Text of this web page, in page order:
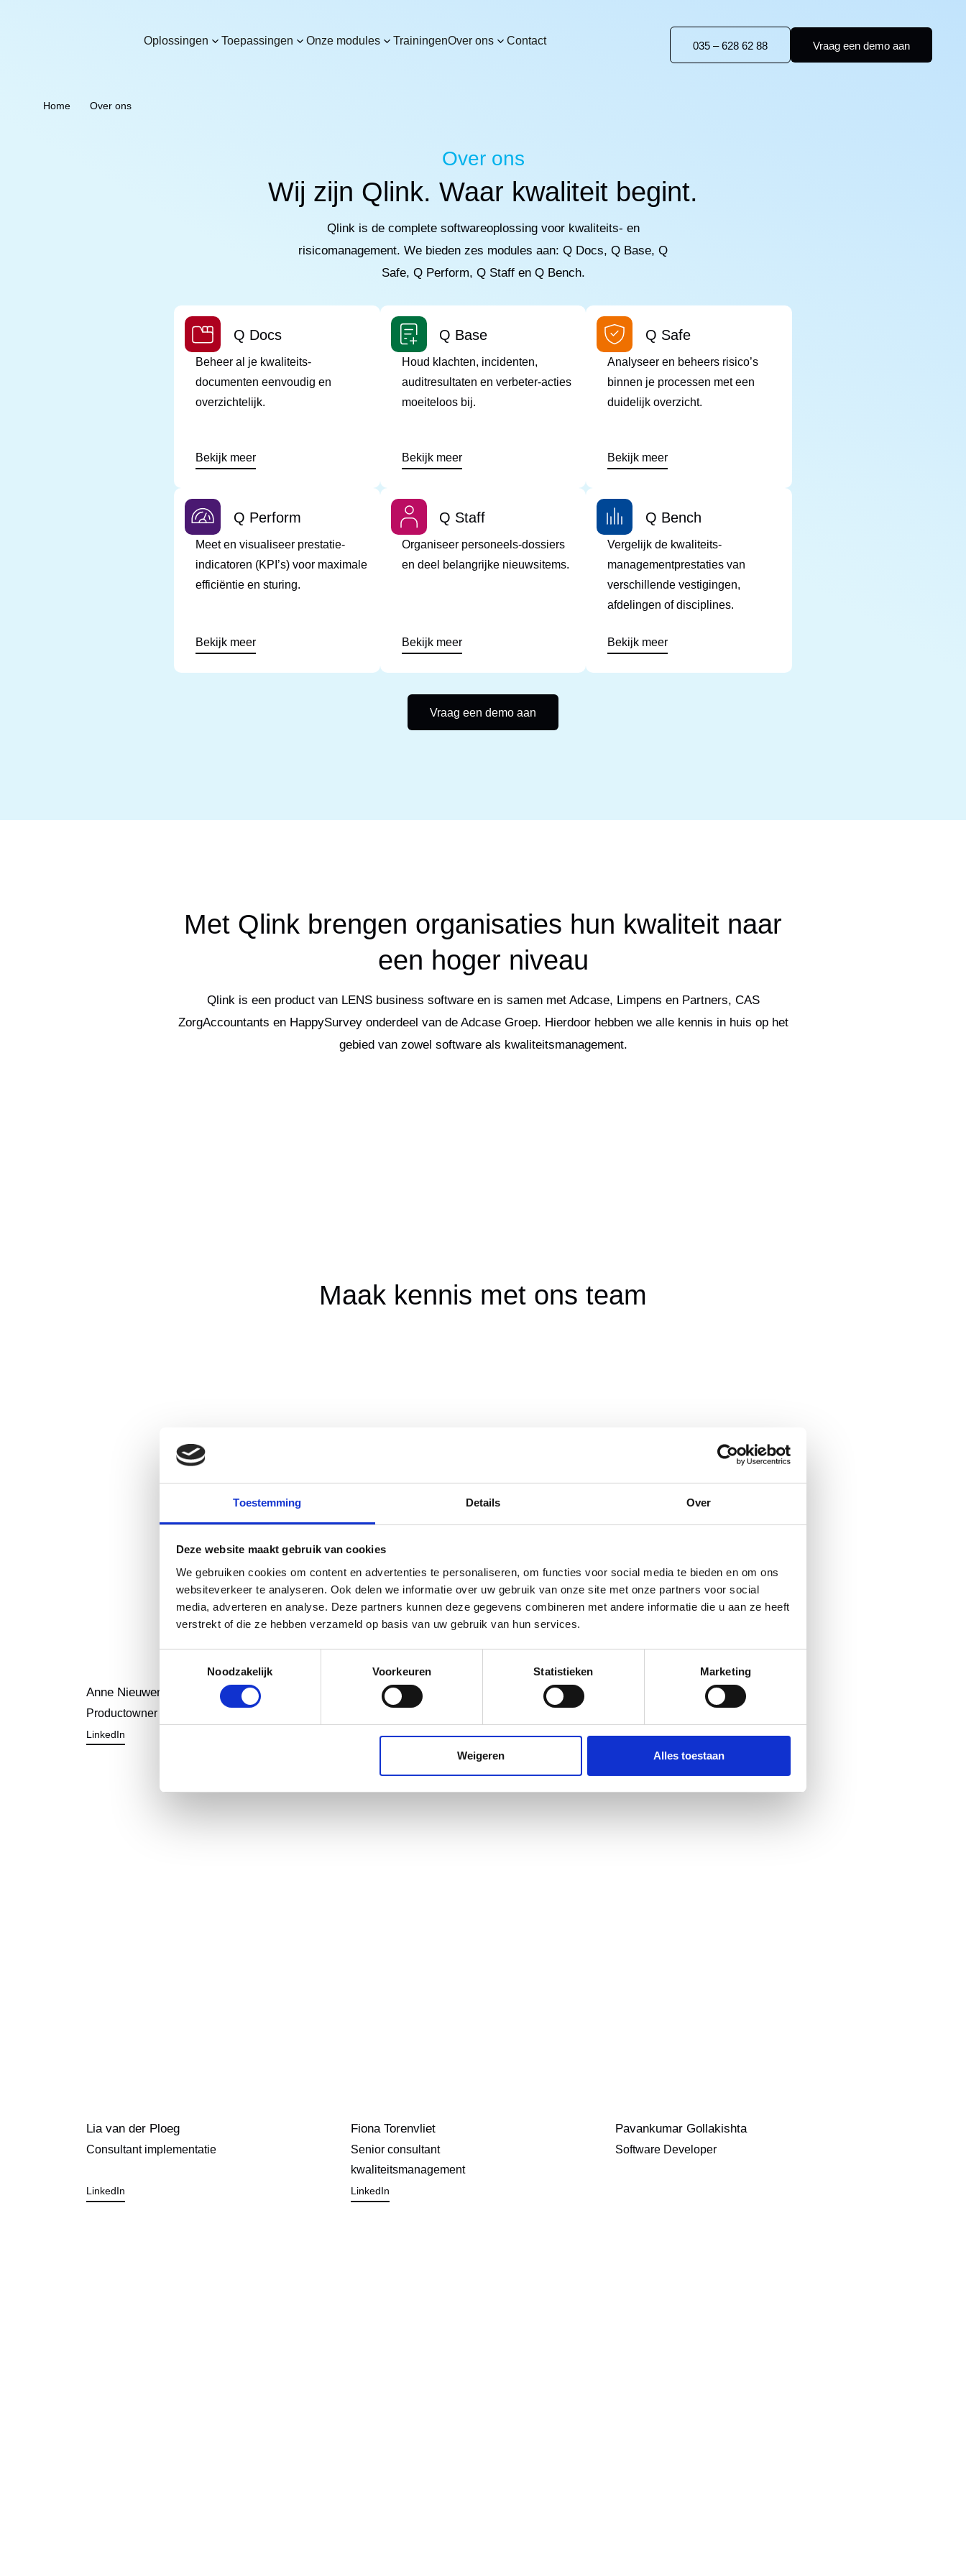
Toestemming Details Over
Deze website maakt gebruik van cookies
We gebruiken cookies om content en advertenties te personaliseren, om functies voor social media te bieden en om ons
websiteverkeer te analyseren. Ook delen we informatie over uw gebruik van onze site met onze partners voor social
media, adverteren en analyse. Deze partners kunnen deze gegevens combineren met andere informatie die u aan ze heeft
verstrekt of die ze hebben verzameld op basis van uw gebruik van hun services.
Noodzakelijk
Voorkeuren Statistieken Marketing
Weigeren Alles toestaan
Oplossingen Toepassingen Onze modules TrainingenOver ons Contact 035 – 628 62 88 Vraag een demo aan
Home Over ons
Over ons
Wij zijn Qlink. Waar kwaliteit begint.
Qlink is de complete softwareoplossing voor kwaliteits- en
risicomanagement. We bieden zes modules aan: Q Docs, Q Base, Q
Safe, Q Perform, Q Staff en Q Bench.
Q Docs
Beheer al je kwaliteits-
documenten eenvoudig en
overzichtelijk.
Bekijk meer
Q Base
Houd klachten, incidenten,
auditresultaten en verbeter-acties
moeiteloos bij.
Bekijk meer
Q Safe
Analyseer en beheers risico’s
binnen je processen met een
duidelijk overzicht.
Bekijk meer
Q Perform
Meet en visualiseer prestatie-
indicatoren (KPI’s) voor maximale
efficiëntie en sturing.
Bekijk meer
Q Staff
Organiseer personeels-dossiers
en deel belangrijke nieuwsitems.
Bekijk meer
Q Bench
Vergelijk de kwaliteits-
managementprestaties van
verschillende vestigingen,
afdelingen of disciplines.
Bekijk meer
Vraag een demo aan
Met Qlink brengen organisaties hun kwaliteit naar
een hoger niveau
Qlink is een product van LENS business software en is samen met Adcase, Limpens en Partners, CAS
ZorgAccountants en HappySurvey onderdeel van de Adcase Groep. Hierdoor hebben we alle kennis in huis op het
gebied van zowel software als kwaliteitsmanagement.
Maak kennis met ons team
Anne Nieuwenhuis
Productowner
LinkedIn
Maartje Wenting
LinkedIn
Marijke Verdonkschot
LinkedIn
Lia van der Ploeg
Consultant implementatie
LinkedIn
Fiona Torenvliet
Senior consultant
kwaliteitsmanagement
LinkedIn
Pavankumar Gollakishta
Software Developer